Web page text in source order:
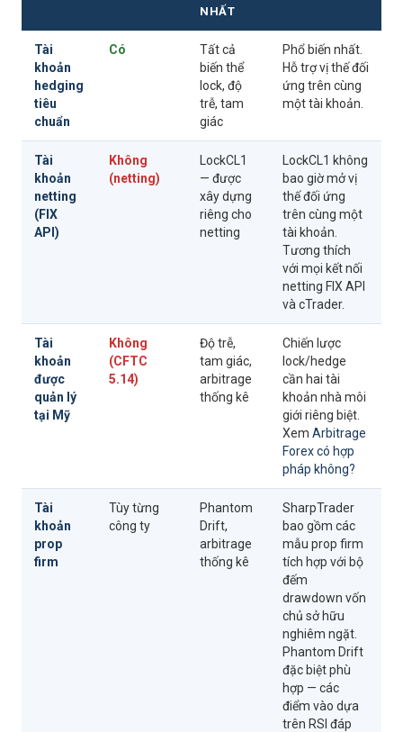
NHẤT
Tài
khoản
hedging
tiêu
chuẩn
Có
Tất cả
biến thể
lock, độ
trễ, tam
giác
Phổ biến nhất.
Hỗ trợ vị thế đối
ứng trên cùng
một tài khoản.
Tài
khoản
netting
(FIX
API)
Không
(netting)
LockCL1
— được
xây dựng
riêng cho
netting
LockCL1 không
bao giờ mở vị
thế đối ứng
trên cùng một
tài khoản.
Tương thích
với mọi kết nối
netting FIX API
và cTrader.
Tài
khoản
được
quản lý
tại Mỹ
Không
(CFTC
5.14)
Độ trễ,
tam giác,
arbitrage
thống kê
Chiến lược
lock/hedge
cần hai tài
khoản nhà môi
giới riêng biệt.
Xem Arbitrage
Forex có hợp
pháp không?
Tài
khoản
prop
firm
Tùy từng
công ty
Phantom
Drift,
arbitrage
thống kê
SharpTrader
bao gồm các
mẫu prop firm
tích hợp với bộ
đếm
drawdown vốn
chủ sở hữu
nghiêm ngặt.
Phantom Drift
đặc biệt phù
hợp — các
điểm vào dựa
trên RSI đáp